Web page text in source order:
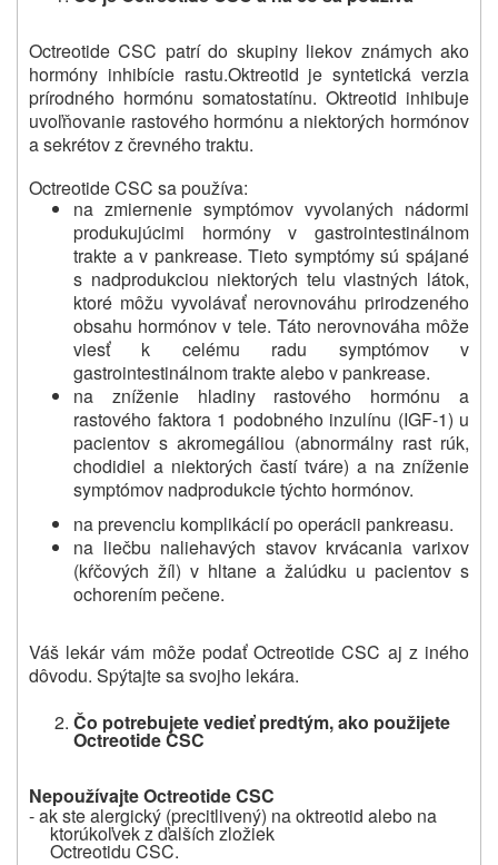
Octreotide CSC patrí do skupiny liekov známych ako
hormóny inhibície rastu.Oktreotid je syntetická verzia
prírodného hormónu somatostatínu. Oktreotid inhibuje
uvoľňovanie rastového hormónu a niektorých hormónov
a sekrétov z črevného traktu.
Octreotide CSC sa používa:
na zmiernenie symptómov vyvolaných nádormi
produkujúcimi hormóny v gastrointestinálnom
trakte a v pankrease. Tieto symptómy sú spájané
s nadprodukciou niektorých telu vlastných látok,
ktoré môžu vyvolávať nerovnováhu prirodzeného
obsahu hormónov v tele. Táto nerovnováha môže
viesť k celému radu symptómov v
gastrointestinálnom trakte alebo v pankrease.
na zníženie hladiny rastového hormónu a
rastového faktora 1 podobného inzulínu (IGF-1) u
pacientov s akromegáliou (abnormálny rast rúk,
chodidiel a niektorých častí tváre) a na zníženie
symptómov nadprodukcie týchto hormónov.
na prevenciu komplikácií po operácii pankreasu.
na liečbu naliehavých stavov krvácania varixov
(kŕčových žíl) v hltane a žalúdku u pacientov s
ochorením pečene.
Váš lekár vám môže podať Octreotide CSC aj z iného
dôvodu. Spýtajte sa svojho lekára.
Čo potrebujete vedieť predtým, ako použijete
OctreotideCSC
Nepoužívajte Octreotide CSC
-ak ste alergický (precitlivený) na oktreotid alebo na
ktorúkoľvek z ďalších zložiek
Octreotidu CSC.